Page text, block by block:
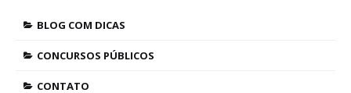
BLOG COM DICAS
CONCURSOS PÚBLICOS
CONTATO